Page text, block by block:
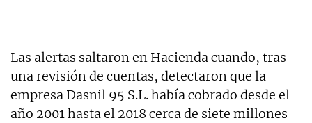
Las alertas saltaron en Hacienda cuando, tras
una revisión de cuentas, detectaron que la
empresa Dasnil 95 S.L. había cobrado desde el
año 2001 hasta el 2018 cerca de siete millones